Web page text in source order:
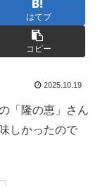
はてブ
コピー
2025.10.19
「隆の恵」さん
しかったので